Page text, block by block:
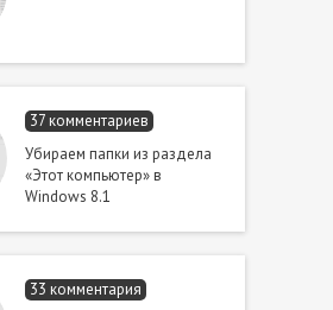
37 комментариев
Убираем папки из раздела
«Этот компьютер» в
Windows 8.1
33 комментария